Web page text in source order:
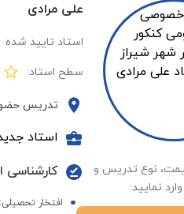
نوع تدریس و
نمایید:
علی مرادی
استاد تایید شده
سطح استاد:
تدریس
استاد
کارشناسی
افتخار تحصیلی: رتبه 10 در